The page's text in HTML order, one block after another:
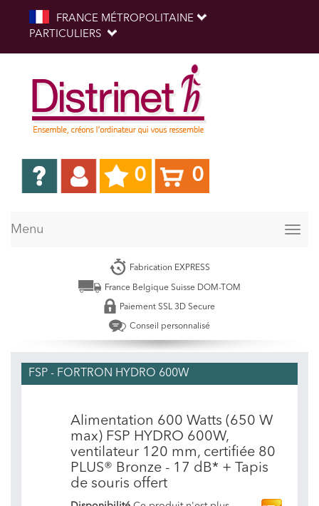
FRANCE MÉTROPOLITAINE
PARTICULIERS
0 0
Menu
Fabrication EXPRESS
France Belgique Suisse DOM-TOM
Paiement SSL 3D Secure
Conseil personnalisé
FSP - FORTRON HYDRO 600W
Alimentation 600 Watts (650 W
max) FSP HYDRO 600W,
ventilateur 120 mm, certifiée 80
PLUS® Bronze - 17 dB* + Tapis
de souris offert